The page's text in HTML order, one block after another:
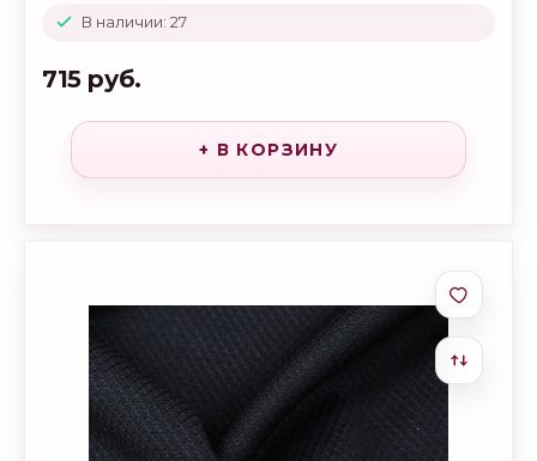
В наличии: 27
715 руб.
+ В КОРЗИНУ